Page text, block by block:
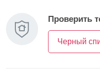
Удобства и
Интернет
Мебель на кухне
Проверить
Черный